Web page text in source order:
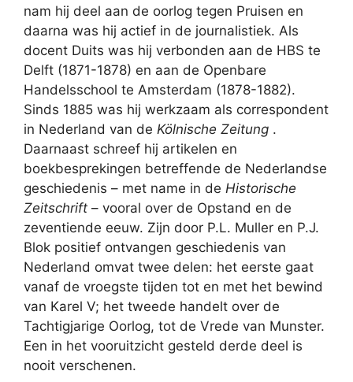
nam hij deel aan de oorlog tegen Pruisen en
daarna was hij actief in de journalistiek. Als
docent Duits was hij verbonden aan de HBS te
Delft (1871-1878) en aan de Openbare
Handelsschool te Amsterdam (1878-1882).
Sinds 1885 was hij werkzaam als correspondent
in Nederland van de Kölnische Zeitung .
Daarnaast schreef hij artikelen en
boekbesprekingen betreffende de Nederlandse
geschiedenis – met name in de Historische
Zeitschrift – vooral over de Opstand en de
zeventiende eeuw. Zijn door P.L. Muller en P.J.
Blok positief ontvangen geschiedenis van
Nederland omvat twee delen: het eerste gaat
vanaf de vroegste tijden tot en met het bewind
van Karel V; het tweede handelt over de
Tachtigjarige Oorlog, tot de Vrede van Munster.
Een in het vooruitzicht gesteld derde deel is
nooit verschenen.